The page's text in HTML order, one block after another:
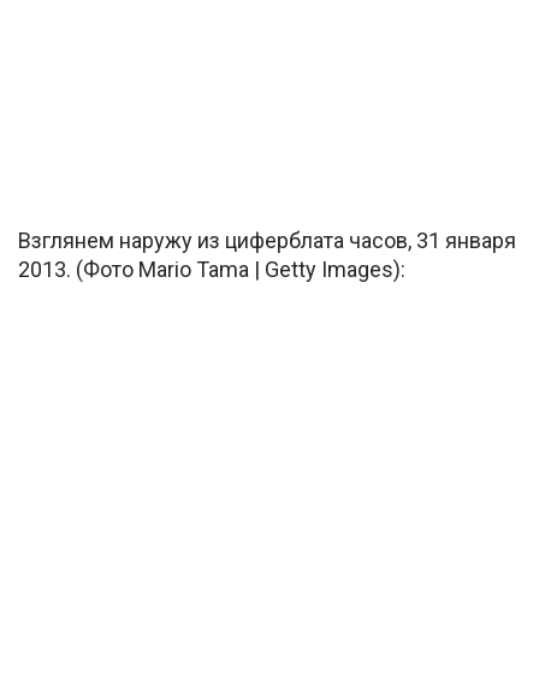
Взглянем наружу из циферблата часов, 31 января
2013. (Фото Mario Tama | Getty Images):